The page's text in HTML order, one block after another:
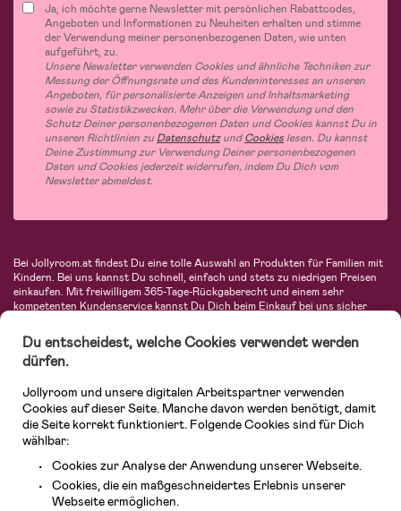
Ja, ich möchte gerne Newsletter mit persönlichen Rabattcodes,
Angeboten und Informationen zu Neuheiten erhalten und stimme
der Verwendung meiner personenbezogenen Daten, wie unten
aufgeführt, zu.
Unsere Newsletter verwenden Cookies und ähnliche Techniken zur
Messung der Öffnungsrate und des Kundeninteresses an unseren
Angeboten, für personalisierte Anzeigen und Inhaltsmarketing
sowie zu Statistikzwecken. Mehr über die Verwendung und den
Schutz Deiner personenbezogenen Daten und Cookies kannst Du in
unseren Richtlinien zu DatenschutzundCookies lesen. Du kannst
Deine Zustimmung zur Verwendung Deiner personenbezogenen
Daten und Cookies jederzeit widerrufen, indem Du Dich vom
Newsletter abmeldest.
Bei Jollyroom.at findest Du eine tolle Auswahl an Produkten für Familien mit
Kindern. Bei uns kannst Du schnell, einfach und stets zu niedrigen Preisen
einkaufen. Mit freiwilligem 365-Tage-Rückgaberecht und einem sehr
kompetenten Kundenservice kannst Du Dich beim Einkauf bei uns sicher
Autositze, Kinder- und Babymode, Produkte für Mütter und eine Menge
fantastischer Einrichtungsgegenstände, Spielsachen, Babyprodukte und
vieles mehr. Wir haben Produkte von bekannten Herstellern wie Britax, Maxi-
Avent, Jack Wolfskin, Cybex, LEGO und vielen mehr. Schau Dich um in
unserem vielfältigen Onlineshop für Kinder & Babys. Willkommen!
Du entscheidest, welche Cookies verwendet werden
dürfen.
Jollyroom und unsere digitalen Arbeitspartner verwenden
Cookies auf dieser Seite. Manche davon werden benötigt, damit
die Seite korrekt funktioniert. Folgende Cookies sind für Dich
wählbar:
Cookies zur Analyse der Anwendung unserer Webseite.
Cookies, die ein maßgeschneidertes Erlebnis unserer
Webseite ermöglichen.